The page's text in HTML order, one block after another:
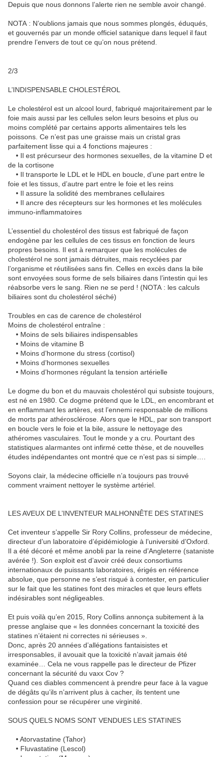
Depuis que nous donnons l’alerte rien ne semble avoir changé.
NOTA : N’oublions jamais que nous sommes plongés, éduqués,
et gouvernés par un monde officiel satanique dans lequel il faut
prendre l’envers de tout ce qu’on nous prétend.
2/3
L’INDISPENSABLE CHOLESTÉROL
Le cholestérol est un alcool lourd, fabriqué majoritairement par le
foie mais aussi par les cellules selon leurs besoins et plus ou
moins complété par certains apports alimentaires tels les
poissons. Ce n’est pas une graisse mais un cristal gras
parfaitement lisse qui a 4 fonctions majeures :
• Il est précurseur des hormones sexuelles, de la vitamine D et
de la cortisone
• Il transporte le LDL et le HDL en boucle, d’une part entre le
foie et les tissus, d’autre part entre le foie et les reins
• Il assure la solidité des membranes cellulaires
• Il ancre des récepteurs sur les hormones et les molécules
immuno-inflammatoires
L’essentiel du cholestérol des tissus est fabriqué de façon
endogène par les cellules de ces tissus en fonction de leurs
propres besoins. Il est à remarquer que les molécules de
cholestérol ne sont jamais détruites, mais recyclées par
l’organisme et réutilisées sans fin. Celles en excès dans la bile
sont envoyées sous forme de sels biliaires dans l’intestin qui les
réabsorbe vers le sang. Rien ne se perd ! (NOTA : les calculs
biliaires sont du cholestérol séché)
Troubles en cas de carence de cholestérol
Moins de cholestérol entraîne :
• Moins de sels biliaires indispensables
• Moins de vitamine B
• Moins d’hormone du stress (cortisol)
• Moins d’hormones sexuelles
• Moins d’hormones régulant la tension artérielle
Le dogme du bon et du mauvais cholestérol qui subsiste toujours,
est né en 1980. Ce dogme prétend que le LDL, en encombrant et
en enflammant les artères, est l’ennemi responsable de millions
de morts par athérosclérose. Alors que le HDL, par son transport
en boucle vers le foie et la bile, assure le nettoyage des
athéromes vasculaires. Tout le monde y a cru. Pourtant des
statistiques alarmantes ont infirmé cette thèse, et de nouvelles
études indépendantes ont montré que ce n’est pas si simple….
Soyons clair, la médecine officielle n’a toujours pas trouvé
comment vraiment nettoyer le système artériel.
LES AVEUX DE L’INVENTEUR MALHONNÊTE DES STATINES
Cet inventeur s’appelle Sir Rory Collins, professeur de médecine,
directeur d’un laboratoire d’épidémiologie à l’université d’Oxford.
Il a été décoré et même anobli par la reine d’Angleterre (sataniste
avérée !). Son exploit est d’avoir créé deux consortiums
internationaux de puissants laboratoires, érigés en référence
absolue, que personne ne s’est risqué à contester, en particulier
sur le fait que les statines font des miracles et que leurs effets
indésirables sont négligeables.
Et puis voilà qu’en 2015, Rory Collins annonça subitement à la
presse anglaise que « les données concernant la toxicité des
statines n’étaient ni correctes ni sérieuses ».
Donc, après 20 années d’allégations fantaisistes et
irresponsables, il avouait que la toxicité n’avait jamais été
examinée… Cela ne vous rappelle pas le directeur de Pfizer
concernant la sécurité du vaxx Cov ?
Quand ces diables commencent à prendre peur face à la vague
de dégâts qu’ils n’arrivent plus à cacher, ils tentent une
confession pour se récupérer une virginité.
SOUS QUELS NOMS SONT VENDUES LES STATINES
• Atorvastatine (Tahor)
• Fluvastatine (Lescol)